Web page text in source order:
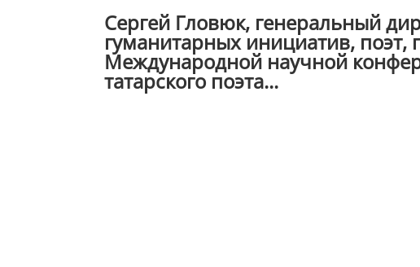
Сергей Гловюк, генеральный
гуманитарных инициатив, поэт,
Международной научной
татарского поэта...